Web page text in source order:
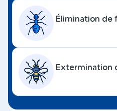
Élimination de
Extermination